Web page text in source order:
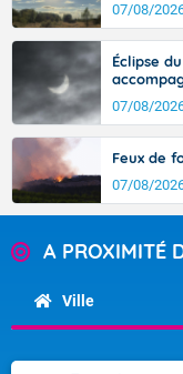
07/08/
Éclipse
07/08/
Feux de
07/08/
A PROXIMITÉ
Ville